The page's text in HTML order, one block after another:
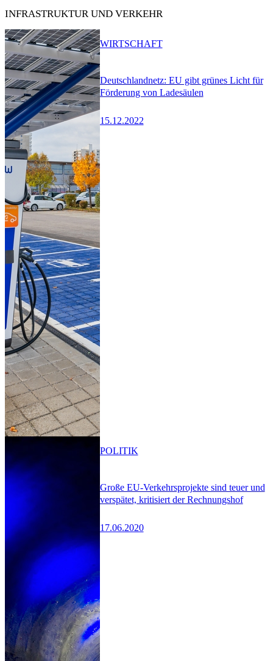
INFRASTRUKTUR UND VERKEHR
Deutschlandnetz: EU gibt grünes Licht für
Förderung von Ladesäulen
15.12.2022
WIRTSCHAFT
Große EU-Verkehrsprojekte sind teuer und
verspätet, kritisiert der Rechnungshof
17.06.2020
POLITIK